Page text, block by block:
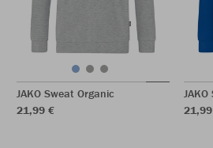
JAKO Sweat Organic
21,99 €